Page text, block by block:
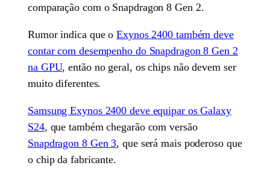
comparação com o Snapdragon 8 Gen 2.
Rumor indica que oExynos 2400 também deve
contar com desempenho do Snapdragon 8 Gen 2
na GPU, então no geral, os chips não devem ser
muito diferentes.
Samsung Exynos 2400 deve equipar os Galaxy
S24, que também chegarão com versão
Snapdragon 8 Gen 3, que será mais poderoso que
o chip da fabricante.